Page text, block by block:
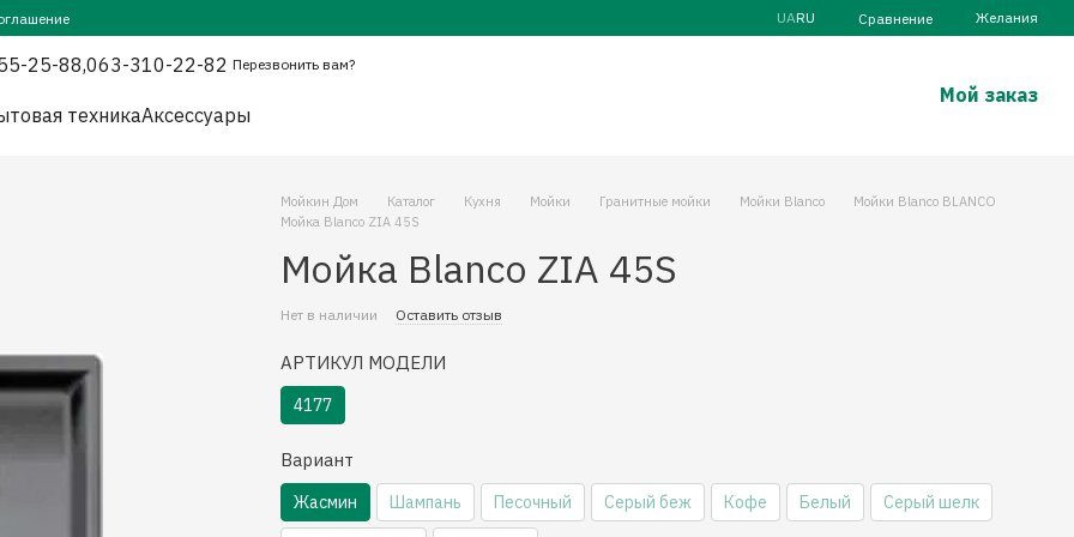
UARU Сравнение Желания
25-88,063-310-22-82 Перезвонить вам?
техникаАксессуары
Мой заказ
Мойкин Дом Каталог Кухня Мойки Гранитные мойки Мойки Blanco
Мойки Blanco BLANCO
Мойка Blanco ZIA 45S
Мойка Blanco ZIA 45S
Нет в наличии Оставить отзыв
АРТИКУЛ МОДЕЛИ
4177
Вариант
Жасмин Шампань Песочный Серый беж Кофе Белый Серый шелк